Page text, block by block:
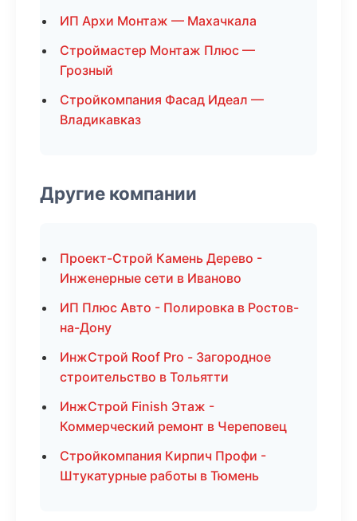
ИП Архи Монтаж — Махачкала
Строймастер Монтаж Плюс —
Грозный
Стройкомпания Фасад Идеал —
Владикавказ
Другие компании
Проект-Строй Камень Дерево -
Инженерные сети в Иваново
ИП Плюс Авто - Полировка в Ростов-
на-Дону
ИнжСтрой Roof Pro - Загородное
строительство в Тольятти
ИнжСтрой Finish Этаж -
Коммерческий ремонт в Череповец
Стройкомпания Кирпич Профи -
Штукатурные работы в Тюмень